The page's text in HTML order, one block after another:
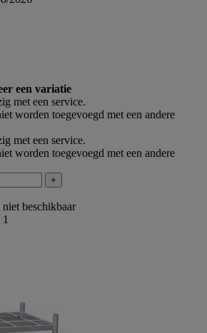
een variatie
met een service.
worden toegevoegd met een andere
met een service.
worden toegevoegd met een andere
+
beschikbaar